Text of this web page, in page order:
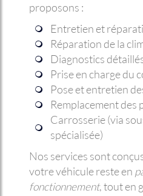
proposons :
Entretien et
Réparation de la
Diagnostics
Prise en charge du
Pose et entretien
Remplacement des
Carrosserie (via
spécialisée)
Nos services sont
votre véhicule reste en
fonctionnement, tout en